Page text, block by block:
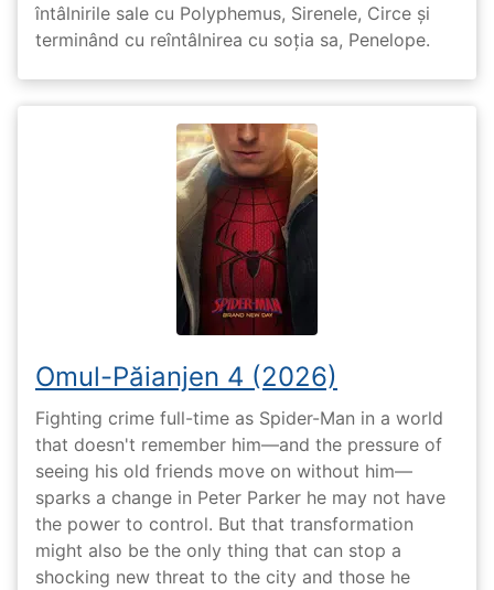
întâlnirile sale cu Polyphemus, Sirenele, Circe și
terminând cu reîntâlnirea cu soția sa, Penelope.
Omul-Păianjen 4 (2026)
Fighting crime full-time as Spider-Man in a world
that doesn't remember him—and the pressure of
seeing his old friends move on without him—
sparks a change in Peter Parker he may not have
the power to control. But that transformation
might also be the only thing that can stop a
shocking new threat to the city and those he